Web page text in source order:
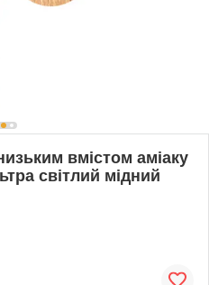
вмістом аміаку
світлий мідний